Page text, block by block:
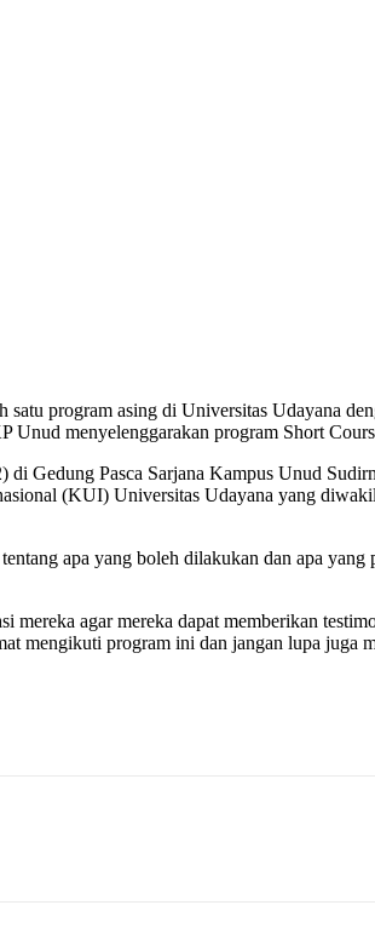
program asing di Universitas Udayana
Unud menyelenggarakan program Short
Gedung Pasca Sarjana Kampus Unud
(KUI) Universitas Udayana yang
apa yang boleh dilakukan dan apa
mereka agar mereka dapat memberikan
mengikuti program ini dan jangan lupa